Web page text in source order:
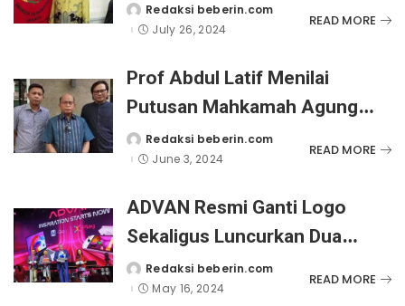
Sidang Gugatan PMH Kepada
KPU di PTUN Jakut
Posted
by
Redaksi beberin.com
July 26, 2024
READ MORE
Prof Abdul Latif Menilai
Putusan Mahkamah Agung
Telah Memberikan Kepastian
Hukum
Posted
by
Redaksi beberin.com
June 3, 2024
READ MORE
ADVAN Resmi Ganti Logo
Sekaligus Luncurkan Dua
Produk Terbaru AI Gen dan X-
Play
Posted
by
Redaksi beberin.com
May 16, 2024
READ MORE